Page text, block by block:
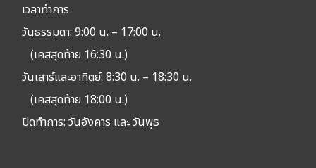
เวลาทำการ
วันธรรมดา: 9:00 น. – 17:00 น.
(เคสสุดท้าย 16:30 น.)
วันเสาร์และอาทิตย์: 8:30 น. – 18:30 น.
(เคสสุดท้าย 18:00 น.)
ปิดทำการ:วันอังคาร และ วันพุธ